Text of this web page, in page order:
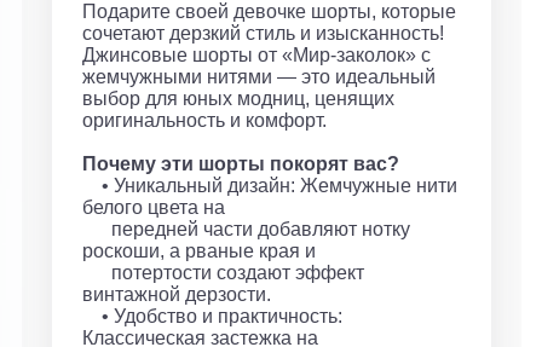
Подарите своей девочке шорты, которые
сочетают дерзкий стиль и изысканность!
Джинсовые шорты от «Мир-заколок» с
жемчужными нитями — это идеальный
выбор для юных модниц, ценящих
оригинальность и комфорт.
Почему эти шорты покорят вас?
• Уникальный дизайн: Жемчужные нити
белого цвета на
передней части добавляют нотку
роскоши, а рваные края и
потертости создают эффект
винтажной дерзости.
• Удобство и практичность:
Классическая застежка на